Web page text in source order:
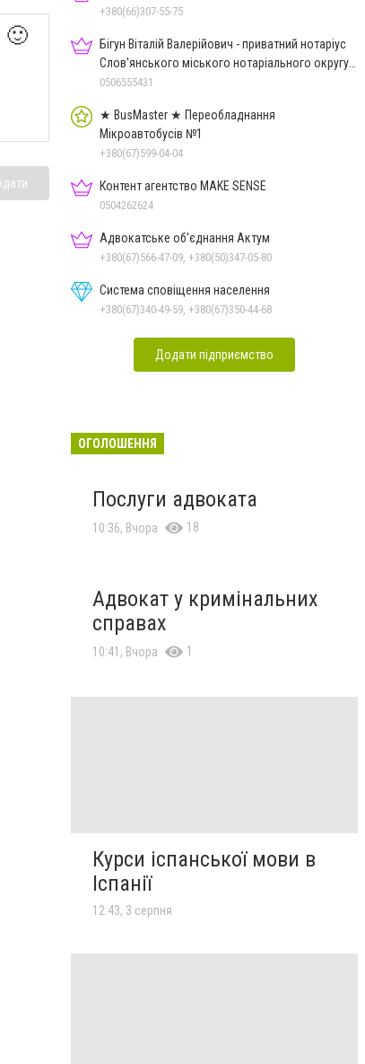
🙂
+380(66)307-55-75
Бігун Віталій Валерійович - приватний нотаріус
Слов'янського міського нотаріального округу
Дон.обл.
0506555431
★ BusMaster ★ Переобладнання
Мікроавтобусів №1
+380(67)599-04-04
Контент агентство MAKE SENSE
0504262624
Адвокатське об'єднання Актум
+380(67)566-47-09, +380(50)347-05-80
Система сповіщення населення
+380(67)340-49-59, +380(67)350-44-68
Додати підприємство
ОГОЛОШЕННЯ
Послуги адвоката
10:36, Вчора 18
Адвокат у кримінальних
справах
10:41, Вчора 1
Курси іспанської мови в
Іспанії
12:43, 3 серпня